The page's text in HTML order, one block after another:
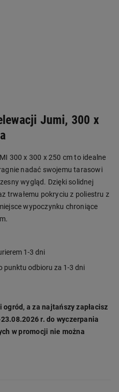
Jumi, 300 x
300 x 300 x 250 cm to idealne
nadać swojemu tarasowi
wygląd. Dzięki solidnej
trwałemu pokryciu z poliestru z
wypoczynku chroniące
1-3 dni
punktu odbioru za 1-3 dni
a za najtańszy zapłacisz
r. do wyczerpania
w promocji nie można